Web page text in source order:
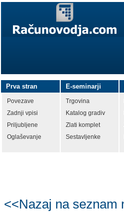
Prva stran
Povezave
Zadnji vpisi
Priljubljene
Oglaševanje
E-seminarji
Trgovina
Katalog gradiv
Zlati komplet
Sestavljenke
<<Nazaj na seznam